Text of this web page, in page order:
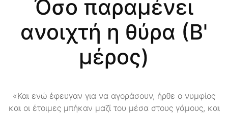
Όσο παραμένει
ανοιχτή η θύρα (Β'
μέρος)
«Και ενώ έφευγαν για να αγοράσουν, ήρθε ο νυμφίος
και οι έτοιμες μπήκαν μαζί του μέσα στους γάμους, και